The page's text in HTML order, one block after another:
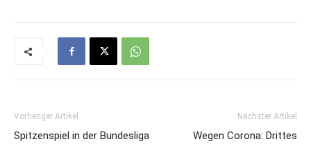
Vorheriger Artikel
Spitzenspiel in der Bundesliga
Nächster Artikel
Wegen Corona: Drittes